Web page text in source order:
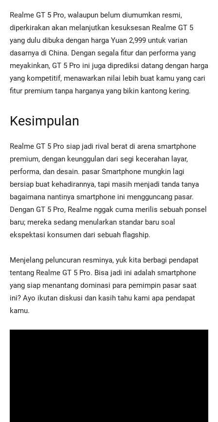
Realme GT 5 Pro, walaupun belum diumumkan resmi,
diperkirakan akan melanjutkan kesuksesan Realme GT 5
yang dulu dibuka dengan harga Yuan 2,999 untuk varian
dasarnya di China. Dengan segala fitur dan performa yang
meyakinkan, GT 5 Pro ini juga diprediksi datang dengan harga
yang kompetitif, menawarkan nilai lebih buat kamu yang cari
fitur premium tanpa harganya yang bikin kantong kering.
Kesimpulan
Realme GT 5 Pro siap jadi rival berat di arena smartphone
premium, dengan keunggulan dari segi kecerahan layar,
performa, dan desain. pasar Smartphone mungkin lagi
bersiap buat kehadirannya, tapi masih menjadi tanda tanya
bagaimana nantinya smartphone ini mengguncang pasar.
Dengan GT 5 Pro, Realme nggak cuma merilis sebuah ponsel
baru; mereka sedang menularkan standar baru soal
ekspektasi konsumen dari sebuah flagship.
Menjelang peluncuran resminya, yuk kita berbagi pendapat
tentang Realme GT 5 Pro. Bisa jadi ini adalah smartphone
yang siap menantang dominasi para pemimpin pasar saat
ini? Ayo ikutan diskusi dan kasih tahu kami apa pendapat
kamu.